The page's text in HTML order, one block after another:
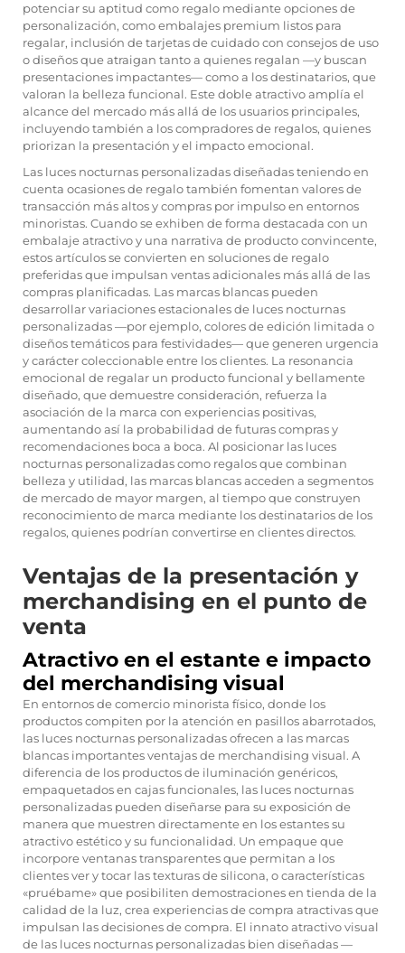
potenciar su aptitud como regalo mediante opciones de
personalización, como embalajes premium listos para
regalar, inclusión de tarjetas de cuidado con consejos de uso
o diseños que atraigan tanto a quienes regalan —y buscan
presentaciones impactantes— como a los destinatarios, que
valoran la belleza funcional. Este doble atractivo amplía el
alcance del mercado más allá de los usuarios principales,
incluyendo también a los compradores de regalos, quienes
priorizan la presentación y el impacto emocional.
Las luces nocturnas personalizadas diseñadas teniendo en
cuenta ocasiones de regalo también fomentan valores de
transacción más altos y compras por impulso en entornos
minoristas. Cuando se exhiben de forma destacada con un
embalaje atractivo y una narrativa de producto convincente,
estos artículos se convierten en soluciones de regalo
preferidas que impulsan ventas adicionales más allá de las
compras planificadas. Las marcas blancas pueden
desarrollar variaciones estacionales de luces nocturnas
personalizadas —por ejemplo, colores de edición limitada o
diseños temáticos para festividades— que generen urgencia
y carácter coleccionable entre los clientes. La resonancia
emocional de regalar un producto funcional y bellamente
diseñado, que demuestre consideración, refuerza la
asociación de la marca con experiencias positivas,
aumentando así la probabilidad de futuras compras y
recomendaciones boca a boca. Al posicionar las luces
nocturnas personalizadas como regalos que combinan
belleza y utilidad, las marcas blancas acceden a segmentos
de mercado de mayor margen, al tiempo que construyen
reconocimiento de marca mediante los destinatarios de los
regalos, quienes podrían convertirse en clientes directos.
Ventajas de la presentación y
merchandising en el punto de
venta
Atractivo en el estante e impacto
del merchandising visual
En entornos de comercio minorista físico, donde los
productos compiten por la atención en pasillos abarrotados,
las luces nocturnas personalizadas ofrecen a las marcas
blancas importantes ventajas de merchandising visual. A
diferencia de los productos de iluminación genéricos,
empaquetados en cajas funcionales, las luces nocturnas
personalizadas pueden diseñarse para su exposición de
manera que muestren directamente en los estantes su
atractivo estético y su funcionalidad. Un empaque que
incorpore ventanas transparentes que permitan a los
clientes ver y tocar las texturas de silicona, o características
«pruébame» que posibiliten demostraciones en tienda de la
calidad de la luz, crea experiencias de compra atractivas que
impulsan las decisiones de compra. El innato atractivo visual
de las luces nocturnas personalizadas bien diseñadas —